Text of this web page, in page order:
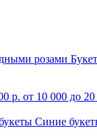
розами
р. от 10 000 до
Синие